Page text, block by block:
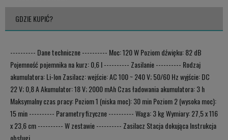
GDZIE KUPIĆ?
---------- Dane techniczne ---------- Moc: 120 W Poziom dźwięku: 82 dB
Pojemność pojemnika na kurz: 0,6 l ---------- Zasilanie ---------- Rodzaj
akumulatora: Li-Ion Zasilacz: wejście: AC 100 ~ 240 V; 50/60 Hz wyjście: DC
22 V; 0,8 A Akumulator: 18 V; 2000 mAh Czas ładowania akumulatora: 3 h
Maksymalny czas pracy: Poziom 1 (niska moc): 30 min Poziom 2 (wysoka moc):
15 min ---------- Parametry fizyczne ---------- Waga: 3 kg Wymiary: 27,5 x 116
x 23,6 cm ---------- W zestawie ---------- Zasilacz Stacja dokująca Instrukcja
obsługi